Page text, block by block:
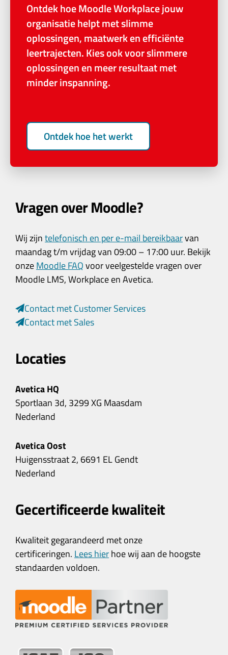
Ontdek hoe Moodle Workplace jouw
organisatie helpt met slimme
oplossingen, maatwerk en efficiënte
leertrajecten. Kies ook voor slimmere
oplossingen en meer resultaat met
minder inspanning.
Ontdek hoe het werkt
Vragen over Moodle?
Wij zijntelefonisch en per e-mail bereikbaarvan
maandag t/m vrijdag van 09:00 – 17:00 uur. Bekijk
onzeMoodle FAQvoor veelgestelde vragen over
Moodle LMS, Workplace en Avetica.
Contact met Customer Services
Contact met Sales
Locaties
Avetica HQ
Sportlaan 3d, 3299 XG Maasdam
Nederland
Avetica Oost
Huigensstraat 2, 6691 EL Gendt
Nederland
Gecertificeerde kwaliteit
Kwaliteit gegarandeerd met onze
certificeringen. Lees hierhoe wij aan de hoogste
standaarden voldoen.